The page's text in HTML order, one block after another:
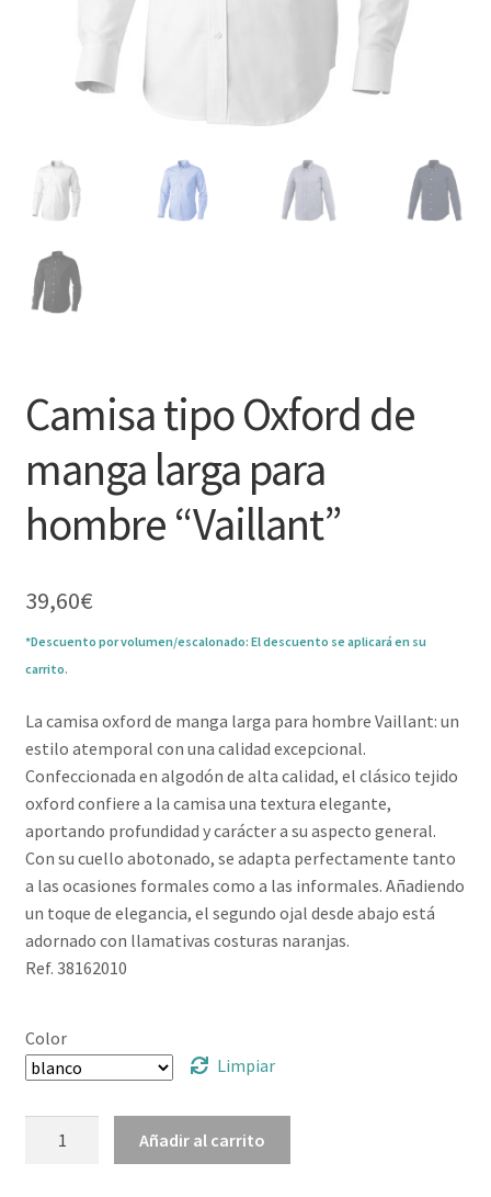
Camisa tipo Oxford de
manga larga para
hombre “Vaillant”
39,60€
*Descuento por volumen/escalonado: El descuento se aplicará en su
carrito.
La camisa oxford de manga larga para hombre Vaillant: un
estilo atemporal con una calidad excepcional.
Confeccionada en algodón de alta calidad, el clásico tejido
oxford confiere a la camisa una textura elegante,
aportando profundidad y carácter a su aspecto general.
Con su cuello abotonado, se adapta perfectamente tanto
a las ocasiones formales como a las informales. Añadiendo
un toque de elegancia, el segundo ojal desde abajo está
adornado con llamativas costuras naranjas.
Ref. 38162010
Color
Limpiar
Añadir al carrito